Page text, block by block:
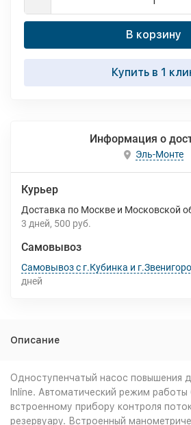
В корзину
Купить в 1
Информация о
Эль-Монте
Курьер
Доставка по Москве и Московской
3 дней 500 руб.
Самовывоз
Самовывоз с г.Кубинка и
дней
Описание
Одноступенчатый насос повышения
Inline. Автоматический режим работы
встроенному прибору контроля
резервуару. Встроенный